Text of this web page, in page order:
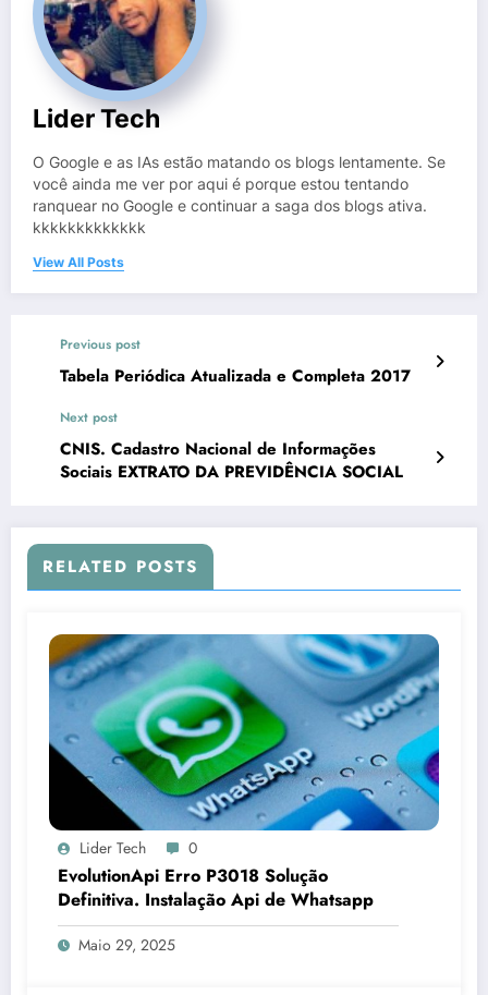
Lider Tech
O Google e as IAs estão matando os blogs lentamente. Se
você ainda me ver por aqui é porque estou tentando
ranquear no Google e continuar a saga dos blogs ativa.
kkkkkkkkkkkkk
View All Posts
Previous post
Tabela Periódica Atualizada e Completa 2017
Next post
CNIS. Cadastro Nacional de Informações
Sociais EXTRATO DA PREVIDÊNCIA SOCIAL
RELATED POSTS
Lider Tech 0
EvolutionApi Erro P3018 Solução
Definitiva. Instalação Api de Whatsapp
Maio 29, 2025